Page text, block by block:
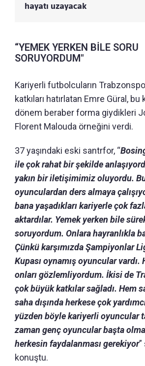
hayatı uzayacak
“YEMEK YERKEN BİLE SORU
SORUYORDUM"
Kariyerli futbolcuların
katkıları hatırlatan Emre Güral,
dönem beraber forma giydikleri
Florent Malouda örneğini verdi.
37 yaşındaki eski santrfor, “
ile çok rahat bir şekilde
yakın bir iletişimimiz oluyordu.
oyunculardan ders almaya
bana yaşadıkları kariyerle çok
aktardılar. Yemek yerken bile
soruyordum. Onlara hayranlıkla
Çünkü karşımızda Şampiyonlar
Kupası oynamış oyuncular vardı.
onları gözlemliyordum. İkisi de
çok büyük katkılar sağladı. Hem
saha dışında herkese çok
yüzden böyle kariyerli oyuncular
zaman genç oyuncular başta
herkesin faydalanması gerekiyor
konuştu.